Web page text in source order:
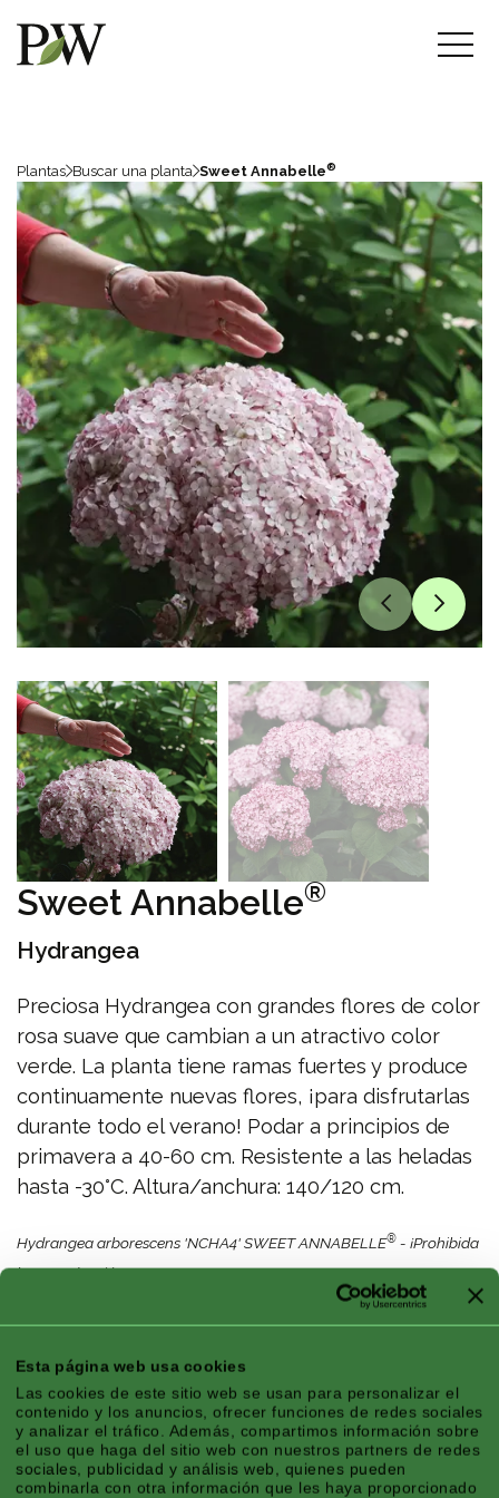
Esta página web usa cookies
Las cookies de este sitio web se usan para personalizar el
contenido y los anuncios, ofrecer funciones de redes sociales
y analizar el tráfico. Además, compartimos información sobre
el uso que haga del sitio web con nuestros partners de redes
sociales, publicidad y análisis web, quienes pueden
combinarla con otra información que les haya proporcionado
Plantas Buscar una planta Sweet Annabelle®
Sweet Annabelle®
Hydrangea
Preciosa Hydrangea con grandes flores de color
rosa suave que cambian a un atractivo color
verde. La planta tiene ramas fuertes y produce
continuamente nuevas flores, ¡para disfrutarlas
durante todo el verano! Podar a principios de
primavera a 40-60 cm. Resistente a las heladas
hasta -30°C. Altura/anchura: 140/120 cm.
Hydrangea arborescens 'NCHA4' SWEET ANNABELLE® - ¡Prohibida
la reproducción! EU PBR 52765
Características
Zona Climática:Montaña, Atlántico,